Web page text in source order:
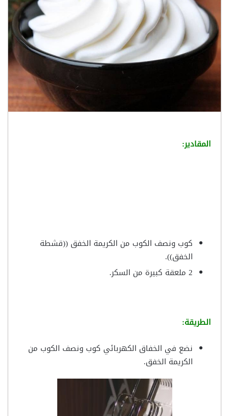
المقادير:
كوب ونصف الكوب من الكريمة الخفق ((قشطة
الخفق)).
2 ملعقة كبيرة من السكر.
الطريقة:
نضع في الخفاق الكهربائي كوب ونصف الكوب من
الكريمة الخفق.